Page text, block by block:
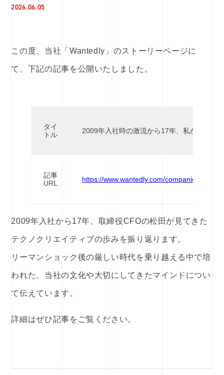
2026.06.05
この度、当社「Wantedly」のストーリーページに
て、下記の記事を公開いたしました。
タイ
トル
2009年入社時の激流から17年、私が見てき
記事
URL
https://www.wantedly.com/companies/
2009年入社から17年、取締役CFOの松田が見てきた
テクノクリエイティブの歩みを振り返ります。
リーマンショック後の厳しい時代を乗り越える中で培
われた、当社の文化や大切にしてきたマインドについ
て伝えています。
詳細はぜひ記事をご覧ください。